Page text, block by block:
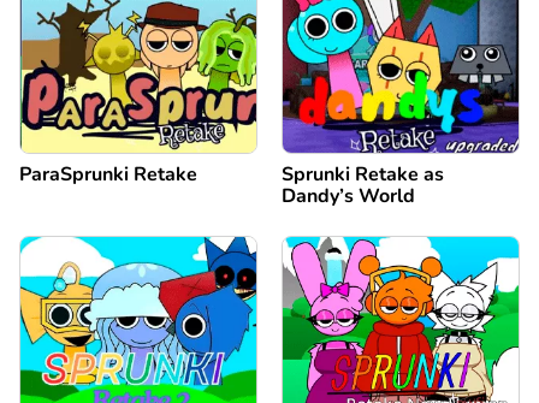
ParaSprunki Retake
Sprunki Retake as
Dandy’s World